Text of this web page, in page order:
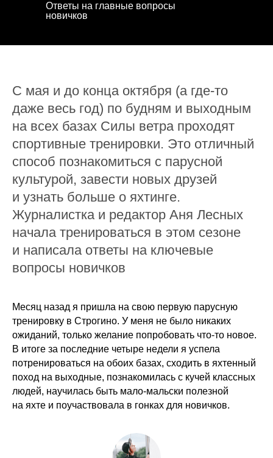
Ответы на главные вопросы
новичков
С мая и до конца октября (а где-то
даже весь год) по будням и выходным
на всех базах Силы ветра проходят
спортивные тренировки. Это отличный
способ познакомиться с парусной
культурой, завести новых друзей
и узнать больше о яхтинге.
Журналистка и редактор Аня Лесных
начала тренироваться в этом сезоне
и написала ответы на ключевые
вопросы новичков
Месяц назад я пришла на свою первую парусную
тренировку в Строгино. У меня не было никаких
ожиданий, только желание попробовать что-то новое.
В итоге за последние четыре недели я успела
потренироваться на обоих базах, сходить в яхтенный
поход на выходные, познакомилась с кучей классных
людей, научилась быть мало-мальски полезной
на яхте и поучаствовала в гонках для новичков.